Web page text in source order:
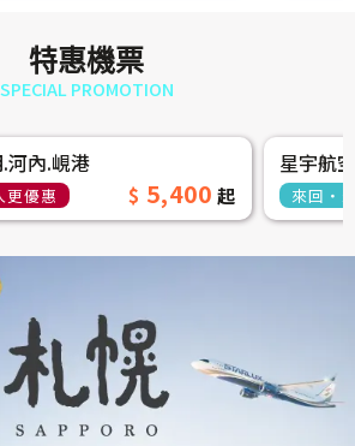
特惠機票
SPECIAL PROMOTION
內.峴港
更優惠 5,400
星宇航
來回‧